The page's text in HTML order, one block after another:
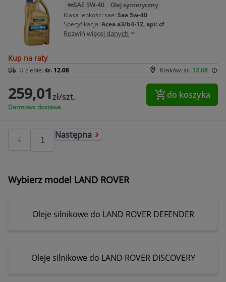
SAE 5W-40
Olej syntetyczny
Klasa lepkości sae: Sae 5w-40
Specyfikacja: Acea a3/b4-12, api: cf
Rozwiń więcej danych
Kup na raty
Kraków: śr. 12.08
U ciebie: śr. 12.08
259,01zł/szt.
Darmowa dostawa
do koszyka
Następna
Wybierz model LAND ROVER
Oleje silnikowe do LAND ROVER DEFENDER
Oleje silnikowe do LAND ROVER DISCOVERY